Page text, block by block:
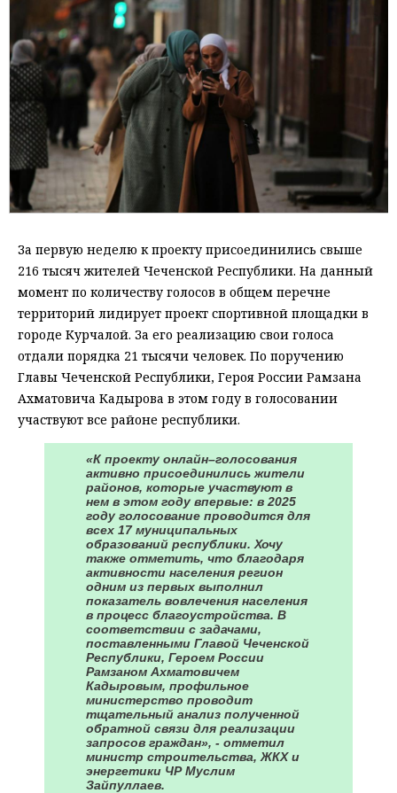
За первую неделю к проекту присоединились свыше
216 тысяч жителей Чеченской Республики. На данный
момент по количеству голосов в общем перечне
территорий лидирует проект спортивной площадки в
городе Курчалой. За его реализацию свои голоса
отдали порядка 21 тысячи человек. По поручению
Главы Чеченской Республики, Героя России Рамзана
Ахматовича Кадырова в этом году в голосовании
участвуют все районе республики.
«К проекту онлайн–голосования
активно присоединились жители
районов, которые участвуют в
нем в этом году впервые: в 2025
году голосование проводится для
всех 17 муниципальных
образований республики. Хочу
также отметить, что благодаря
активности населения регион
одним из первых выполнил
показатель вовлечения населения
в процесс благоустройства. В
соответствии с задачами,
поставленными Главой Чеченской
Республики, Героем России
Рамзаном Ахматовичем
Кадыровым, профильное
министерство проводит
тщательный анализ полученной
обратной связи для реализации
запросов граждан», - отметил
министр строительства, ЖКХ и
энергетики ЧР Муслим
Зайпуллаев.